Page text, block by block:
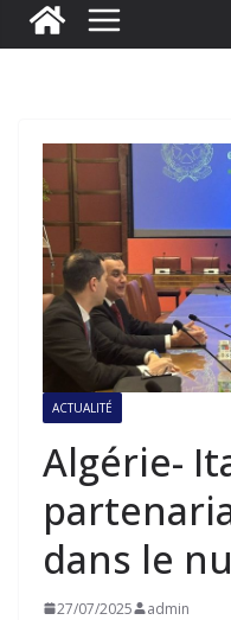
ACTUALITÉ
Algérie-
dans le
27/07/2025 admin